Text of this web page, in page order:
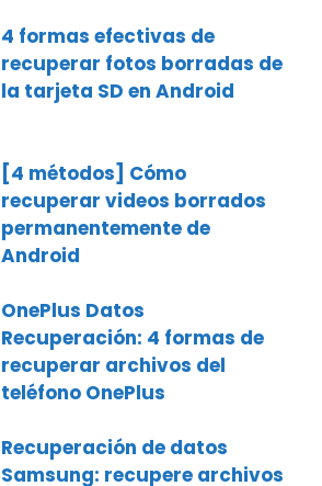
4 formas efectivas de
recuperar fotos borradas de
la tarjeta SD en Android
[4 métodos] Cómo
recuperar videos borrados
permanentemente de
Android
OnePlus Datos
Recuperación: 4 formas de
recuperar archivos del
teléfono OnePlus
Recuperación de datos
Samsung: recupere archivos